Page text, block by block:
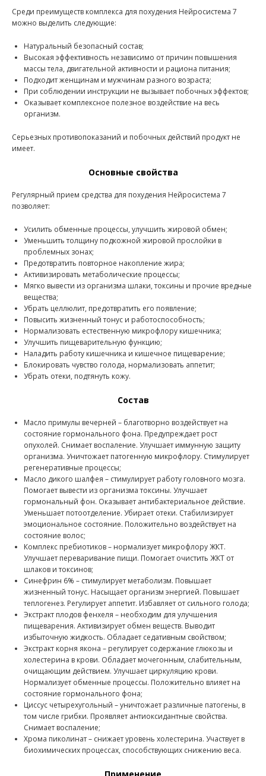
Среди преимуществ комплекса для похудения Нейросистема 7
можно выделить следующие:
Натуральный безопасный состав;
Высокая эффективность независимо от причин повышения
массы тела, двигательной активности и рациона питания;
Подходит женщинам и мужчинам разного возраста;
При соблюдении инструкции не вызывает побочных эффектов;
Оказывает комплексное полезное воздействие на весь
организм.
Серьезных противопоказаний и побочных действий продукт не
имеет.
Основные свойства
Регулярный прием средства для похудения Нейросистема 7
позволяет:
Усилить обменные процессы, улучшить жировой обмен;
Уменьшить толщину подкожной жировой прослойки в
проблемных зонах;
Предотвратить повторное накопление жира;
Активизировать метаболические процессы;
Мягко вывести из организма шлаки, токсины и прочие вредные
вещества;
Убрать целлюлит, предотвратить его появление;
Повысить жизненный тонус и работоспособность;
Нормализовать естественную микрофлору кишечника;
Улучшить пищеварительную функцию;
Наладить работу кишечника и кишечное пищеварение;
Блокировать чувство голода, нормализовать аппетит;
Убрать отеки, подтянуть кожу.
Состав
Масло примулы вечерней – благотворно воздействует на
состояние гормонального фона. Предупреждает рост
опухолей. Снимает воспаление. Улучшает иммунную защиту
организма. Уничтожает патогенную микрофлору. Стимулирует
регенеративные процессы;
Масло дикого шалфея – стимулирует работу головного мозга.
Помогает вывести из организма токсины. Улучшает
гормональный фон. Оказывает антибактериальное действие.
Уменьшает потоотделение. Убирает отеки. Стабилизирует
эмоциональное состояние. Положительно воздействует на
состояние волос;
Комплекс пребиотиков – нормализует микрофлору ЖКТ.
Улучшает переваривание пищи. Помогает очистить ЖКТ от
шлаков и токсинов;
Синефрин 6% – стимулирует метаболизм. Повышает
жизненный тонус. Насыщает организм энергией. Повышает
теплогенез. Регулирует аппетит. Избавляет от сильного голода;
Экстракт плодов фенхеля – необходим для улучшения
пищеварения. Активизирует обмен веществ. Выводит
избыточную жидкость. Обладает седативным свойством;
Экстракт корня якона – регулирует содержание глюкозы и
холестерина в крови. Обладает мочегонным, слабительным,
очищающим действием. Улучшает циркуляцию крови.
Нормализует обменные процессы. Положительно влияет на
состояние гормонального фона;
Циссус четырехугольный – уничтожает различные патогены, в
том числе грибки. Проявляет антиоксидантные свойства.
Снимает воспаление;
Хрома пиколинат – снижает уровень холестерина. Участвует в
биохимических процессах, способствующих снижению веса.